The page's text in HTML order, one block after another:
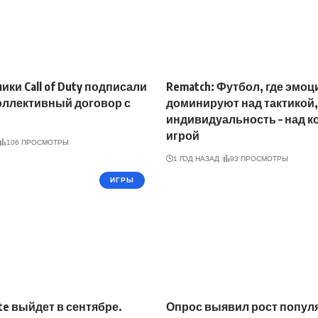
Call of Duty подписали
договор с
106 ПРОСМОТРЫ
Rematch: Футбол, где
доминируют над
индивидуальность – над
игрой
1 ГОД НАЗАД 93 ПРОСМОТРЫ
ИГРЫ
выйдет в сентябре.
Опрос выявил рост